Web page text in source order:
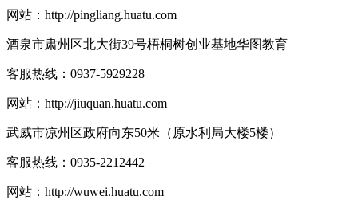
网站： http://pingliang.huatu.com
酒泉市肃州区北大街39号梧桐树创业基地华图教育
客服热线： 0937-5929228
网站： http://jiuquan.huatu.com
武威市凉州区政府向东50米（原水利局大楼5楼）
客服热线： 0935-2212442
网站： http://wuwei.huatu.com